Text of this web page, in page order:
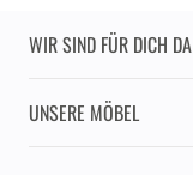
WIR SIND FÜR DICH DA
UNSERE MÖBEL